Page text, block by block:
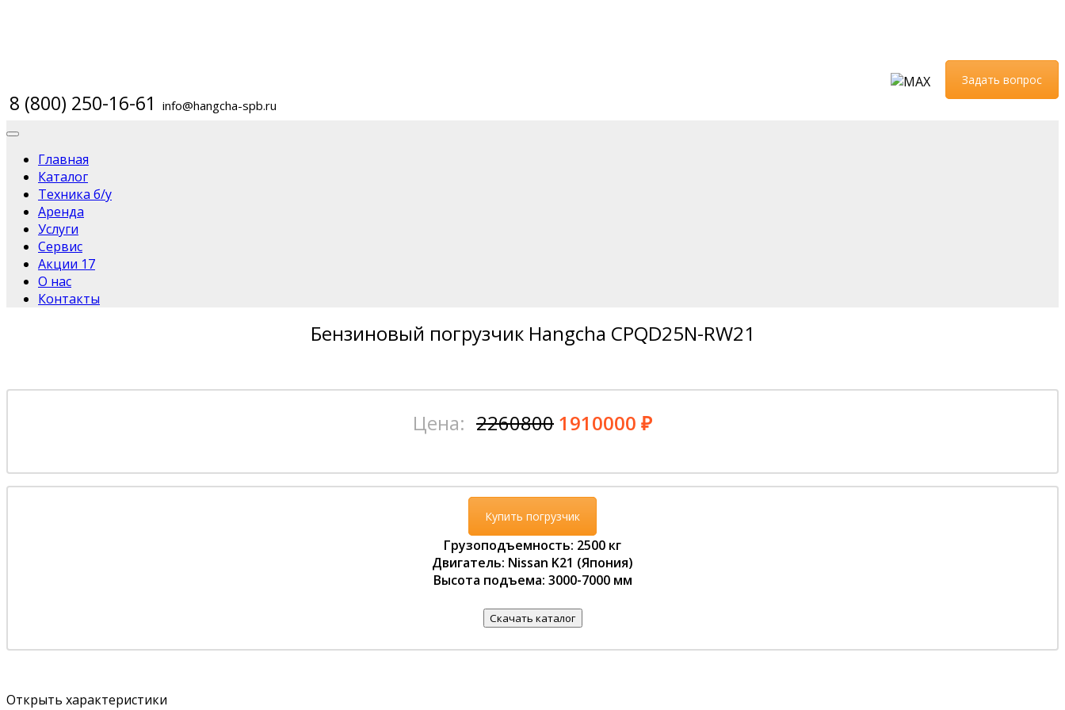
Задать вопрос
8 (800) 250-16-61 info@hangcha-spb.ru
Главная
Каталог
Техника б/у
Аренда
Услуги
Сервис
Акции 17
О нас
Контакты
Бензиновый погрузчик Hangcha CPQD25N-RW21
Цена: 2260800 1910000 ₽
Купить погрузчик
Грузоподъемность: 2500 кг
Двигатель: Nissan K21 (Япония)
Высота подъема: 3000-7000 мм
Скачать каталог
Открыть характеристики